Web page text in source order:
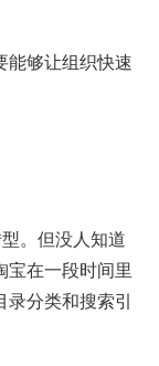
能够让组织快速
。但没人知道
宝在一段时间里
分类和搜索引